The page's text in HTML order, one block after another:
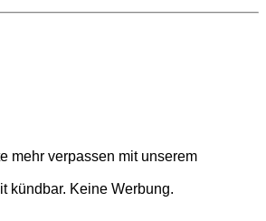
mehr verpassen mit unserem
kündbar. Keine Werbung.